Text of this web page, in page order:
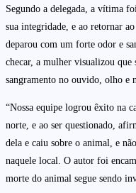
Segundo a delegada, a vítima
sua integridade, e ao retornar
deparou com um forte odor e
checar, a mulher visualizou que
sangramento no ouvido, olho e
“Nossa equipe logrou êxito na
norte, e ao ser questionado,
dela e caiu sobre o animal, e
naquele local. O autor foi
morte do animal segue sendo